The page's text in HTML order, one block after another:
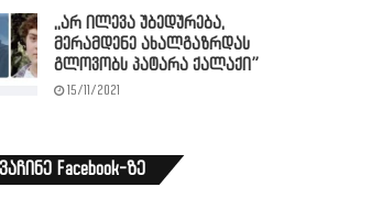
,,არ ილევა უბედურება,
მერამდენე ახალგაზრდას
გლოვობს პატარა ქალაქი”
15/11/2021
Facebook-ზე